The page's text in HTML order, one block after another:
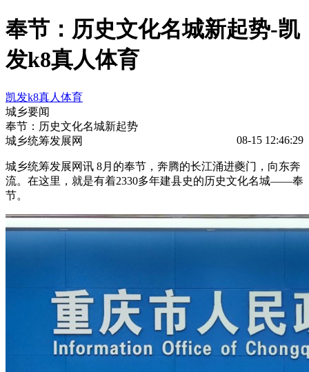
奉节：历史文化名城新起势-凯
发k8真人体育
凯发k8真人体育
城乡要闻
奉节：历史文化名城新起势
城乡统筹发展网
08-15 12:46:29
城乡统筹发展网讯 8月的奉节，奔腾的长江涌进夔门，向东奔
流。在这里，就是有着2330多年建县史的历史文化名城——奉
节。